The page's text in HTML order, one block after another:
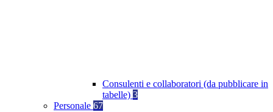
Consulenti e collaboratori (da pubblicare in
tabelle) 3
Personale 67